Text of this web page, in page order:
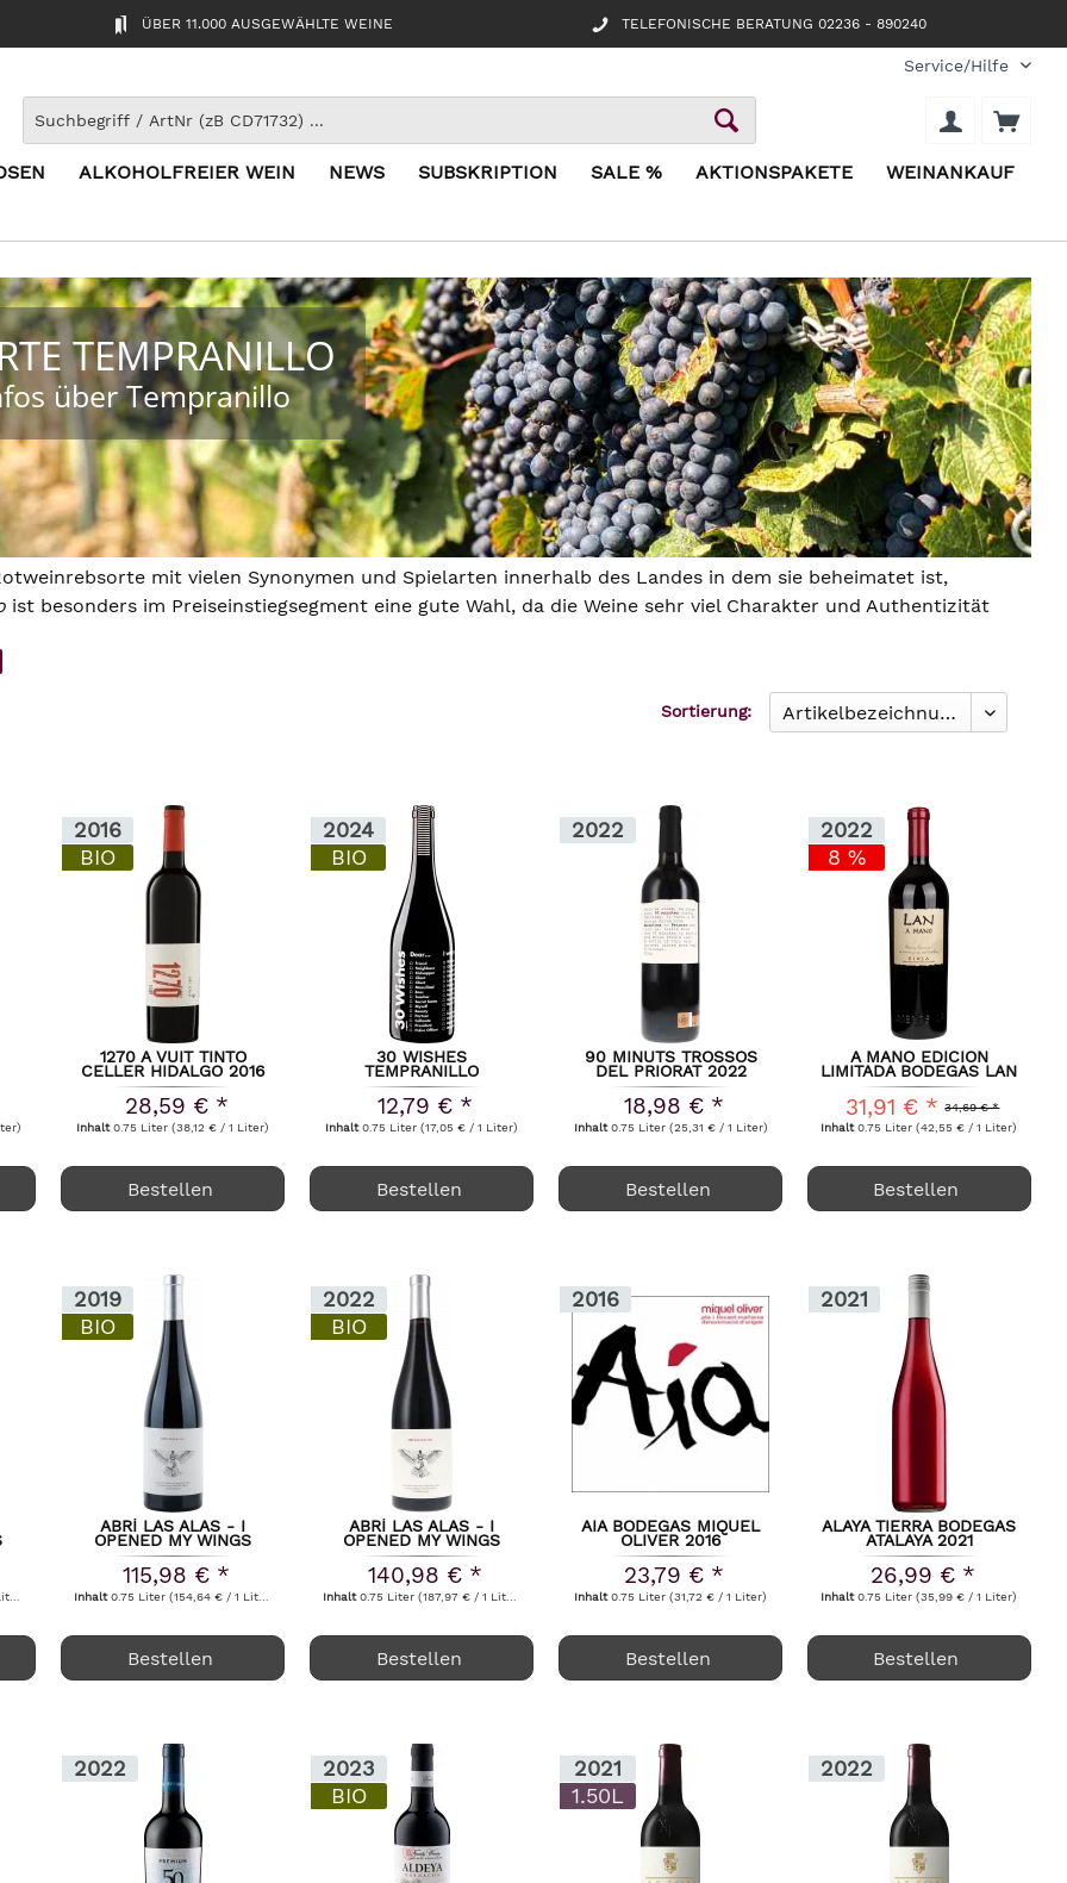
ÜBER 11.000 AUSGEWÄHLTE WEINE TELEFONISCHE BERATUNG 02236 - 890240
Service/Hilfe
ALKOHOLFREIER WEIN NEWS SUBSKRIPTION SALE % AKTIONSPAKETE WEINANKAUF
TEMPRANILLO
über Tempranillo
mit vielen Synonymen und Spielarten innerhalb des Landes in dem sie beheimatet ist,
ist besonders im Preiseinstiegsegment eine gute Wahl, da die Weine sehr viel Charakter und Authentizität
Sortierung:
2016
BIO
1270 A VUIT TINTO
CELLER HIDALGO 2016
28,59 € *
Inhalt0.75 Liter(38,12 € / 1 Liter)
Bestellen
2024
BIO
30 WISHES
TEMPRANILLO
NELEMAN 2024
12,79 € *
Inhalt0.75 Liter(17,05 € / 1 Liter)
Bestellen
2022
90 MINUTS TROSSOS
DEL PRIORAT 2022
18,98 € *
Inhalt0.75 Liter (25,31 € / 1 Liter)
Bestellen
2022
8 %
A MANO EDICION
LIMITADA BODEGAS LAN
2022
34,69 € *
31,91 € *
Inhalt0.75 Liter(42,55 € / 1 Liter)
Bestellen
2019
BIO
ABRÍ LAS ALAS - I
OPENED MY WINGS
VALDEMONJAS 2019
115,98 € *
Inhalt0.75 Liter(154,64 € / 1 Liter)
Bestellen
2022
BIO
ABRÍ LAS ALAS - I
OPENED MY WINGS
VALDEMONJAS 2022
140,98 € *
Inhalt0.75 Liter(187,97 € / 1 Liter)
Bestellen
2016
AIA BODEGAS MIQUEL
OLIVER 2016
23,79 € *
Inhalt0.75 Liter(31,72 € / 1 Liter)
Bestellen
2021
ALAYA TIERRA BODEGAS
ATALAYA 2021
26,99 € *
Inhalt0.75 Liter(35,99 € / 1 Liter)
Bestellen
2022
2023
BIO
2021
1.50L
2022